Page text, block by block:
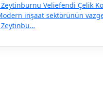
Veliefendi Çelik
inşaat sektörünün